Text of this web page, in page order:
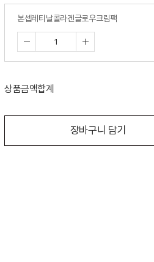
본셉레티날콜라겐글로우크림팩
상품금액합계
장바구니 담기